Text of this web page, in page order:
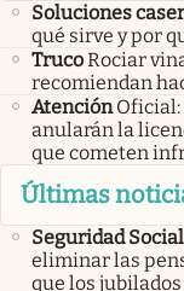
Soluciones
qué sirve y por
TrucoRociar
recomiendan
Atención Oficial:
anularán la
que cometen
Últimas
Seguridad Social
eliminar las
que los